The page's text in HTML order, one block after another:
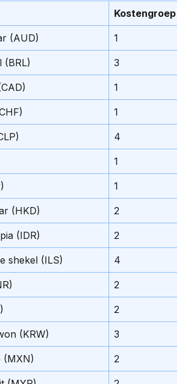
Kostengroep
(AUD) 1
(BRL) 3
1
1
4
1
1
(HKD) 2
(IDR) 2
shekel (ILS) 4
2
2
(KRW) 3
(MXN) 2